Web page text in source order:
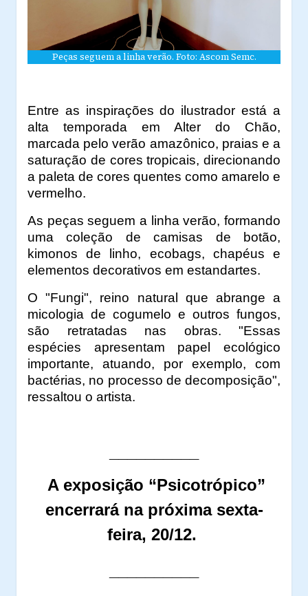
Peças seguem a linha verão. Foto: Ascom Semc.
Entre as inspirações do ilustrador está a
alta temporada em Alter do Chão,
marcada pelo verão amazônico, praias e a
saturação de cores tropicais, direcionando
a paleta de cores quentes como amarelo e
vermelho.
As peças seguem a linhaverão, formando
uma coleção de camisas de botão,
kimonos de linho, ecobags, chapéus e
elementos decorativos em estandartes.
O "Fungi", reino natural que abrange a
micologia de cogumelo e outros fungos,
são retratadas nas obras. "Essas
espécies apresentam papel ecológico
importante, atuando, por exemplo, com
bactérias, no processo de decomposição",
ressaltou o artista.
A exposição “Psicotrópico”
encerrará na próxima sexta-
feira, 20/12.